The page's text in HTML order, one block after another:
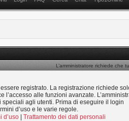
L’amministratore richiede che
registrato. La registrazione richiede
l’accesso alle funzioni avanzate.
agli utenti. Prima di eseguire il login
d’uso e le varie regole.
d’uso |Trattamento dei dati personali